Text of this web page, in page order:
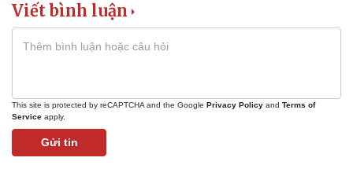
Viết bình luận
This site is protected by reCAPTCHA and the Google Privacy Policy and Terms of
Service apply.
Gửi tin